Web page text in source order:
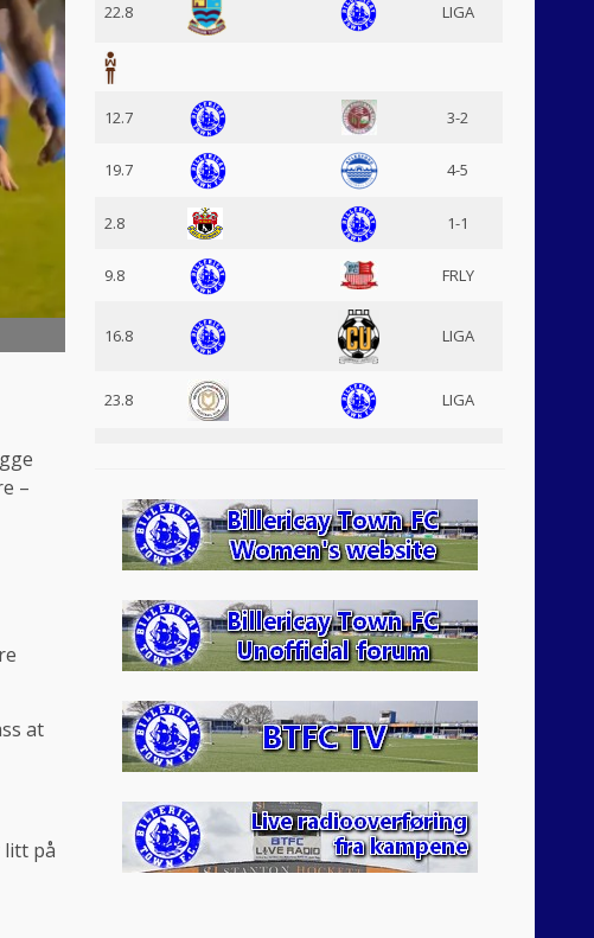
–
at
litt på
22.8 LIGA
12.7 3-2
19.7 4-5
2.8 1-1
9.8 FRLY
16.8 LIGA
23.8 LIGA